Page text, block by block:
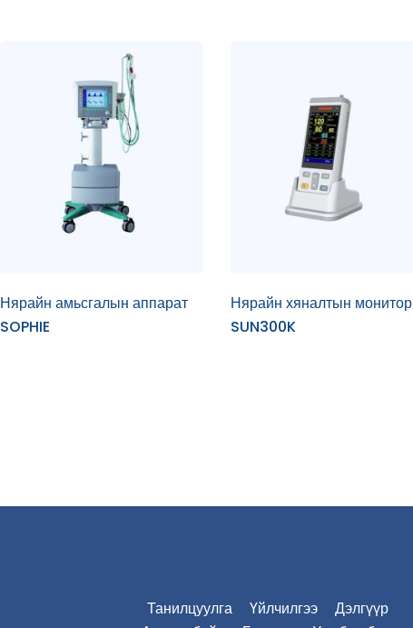
Нярайн амьсгалын аппарат
SOPHIE
Нярайн хяналтын монитор
SUN300K
Танилцуулга Үйлчилгээ
Дэлгүүр